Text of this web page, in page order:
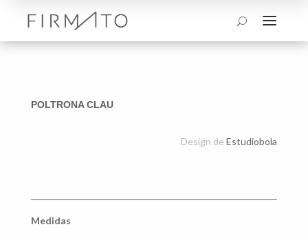
U a
POLTRONA CLAU
Design deEstudiobola
Medidas